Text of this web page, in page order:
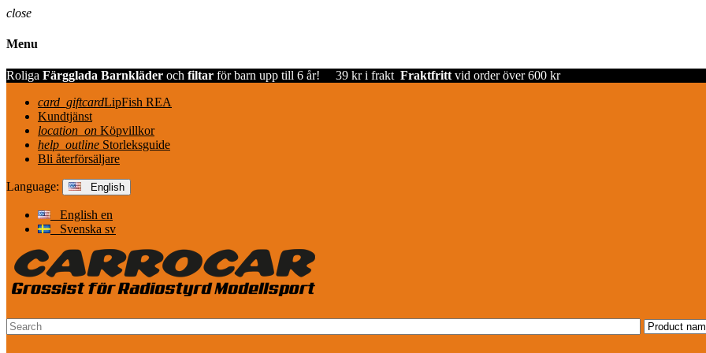
close
Menu
Roliga Färgglada Barnkläder och filtar för barn upp till 6 år! 39 kr i frakt Fraktfritt vid order över 600 kr
card_giftcardLipFish REA
Kundtjänst
location_on Köpvillkor
help_outline Storleksguide
Bli återförsäljare
Language: English
English en
Svenska sv